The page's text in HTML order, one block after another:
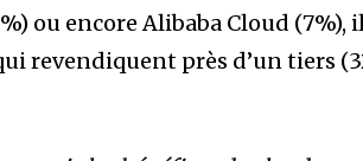
ou encore Alibaba Cloud
revendiquent près d’un tiers